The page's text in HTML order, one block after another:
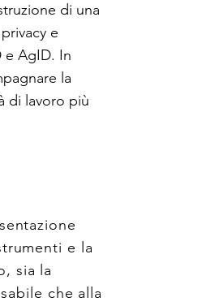
di una
e
e AgID. In
la
di lavoro più
e la
sia la
che alla